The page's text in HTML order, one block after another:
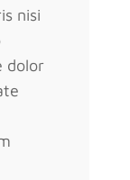
nisi
dolor